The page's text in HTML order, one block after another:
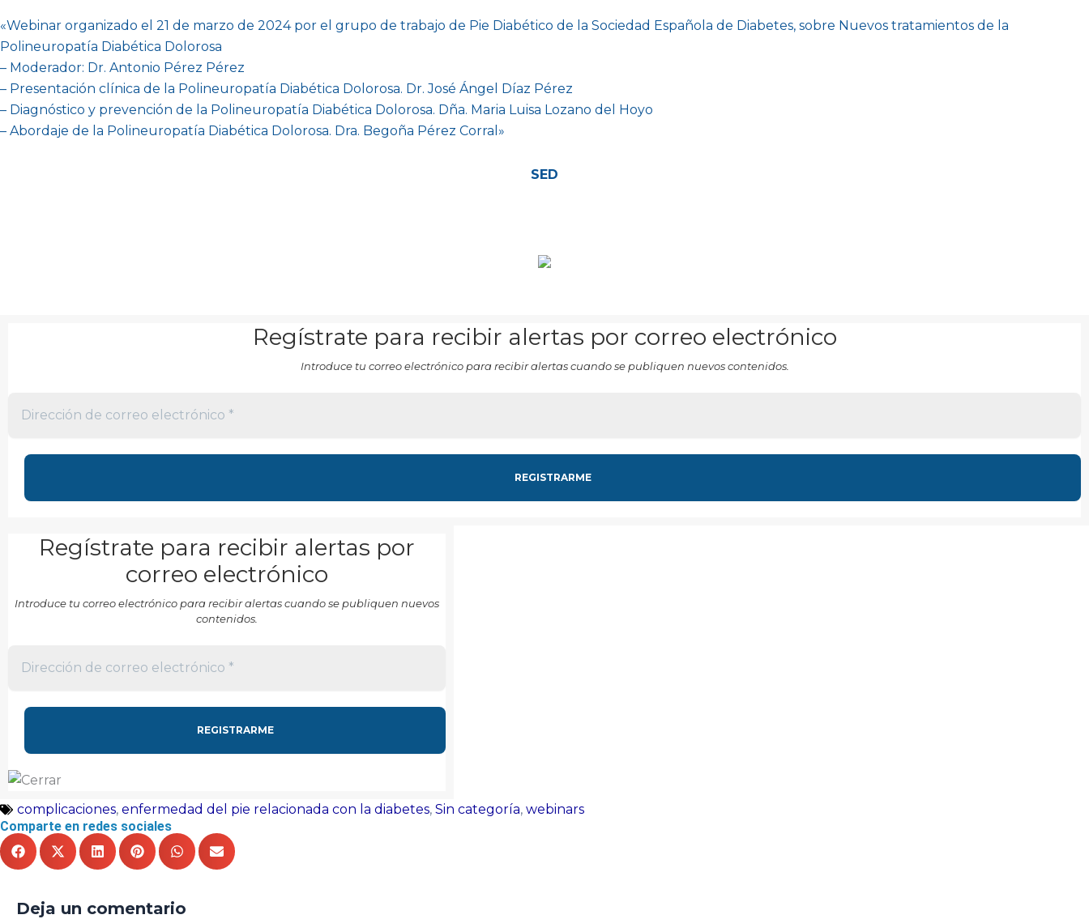
«Webinar organizado el 21 de marzo de 2024 por el grupo de trabajo de Pie Diabético de la Sociedad Española de Diabetes, sobre Nuevos tratamientos de la
Polineuropatía Diabética Dolorosa
– Moderador: Dr. Antonio Pérez Pérez
– Presentación clínica de la Polineuropatía Diabética Dolorosa. Dr. José Ángel Díaz Pérez
– Diagnóstico y prevención de la Polineuropatía Diabética Dolorosa. Dña. Maria Luisa Lozano del Hoyo
– Abordaje de la Polineuropatía Diabética Dolorosa. Dra. Begoña Pérez Corral»
SED
Regístrate para recibir alertas por correo electrónico
Introduce tu correo electrónico para recibir alertas cuando se publiquen nuevos contenidos.
Regístrate para recibir alertas por
correo electrónico
Introduce tu correo electrónico para recibir alertas cuando se publiquen nuevos
contenidos.
complicaciones, enfermedad del pie relacionada con la diabetes, Sin categoría, webinars
Comparte en redes sociales
Deja un comentario